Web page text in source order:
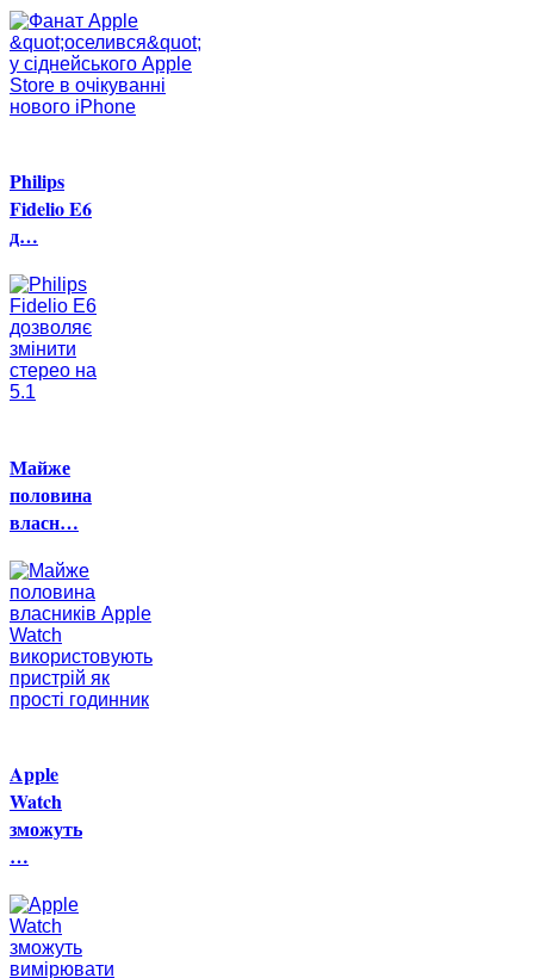
Philips
Fidelio E6
д…
Майже
половина
власн…
Apple
Watch
зможуть
…